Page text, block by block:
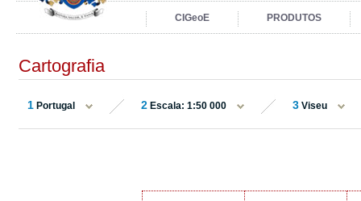
CIGeoE PRODUTOS
Cartografia
1 Portugal 2 Escala: 1:50 000 3 Viseu